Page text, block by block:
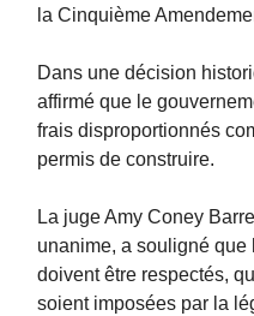
la Cinquième
Dans une décision
affirmé que le
frais disproportionnés
permis de construire.
La juge Amy Coney
unanime, a souligné que
doivent être respectés,
soient imposées par la